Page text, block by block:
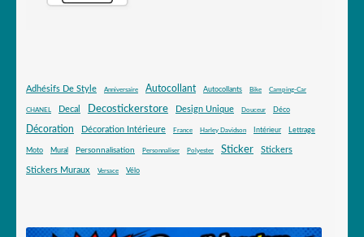
Adhésifs De Style Anniversaire Autocollant Autocollants Bike Camping-Car
CHANEL Decal Decostickerstore Design Unique Douceur Déco
Décoration Décoration Intérieure France Harley Davidson Intérieur Lettrage
Moto Mural Personnalisation Personnaliser Polyester Sticker Stickers
Stickers Muraux Versace Vélo